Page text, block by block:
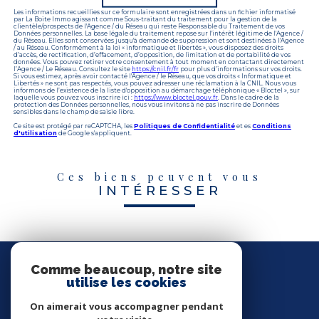
Les informations recueillies sur ce formulaire sont enregistrées dans un fichier informatisé
par La Boite Immo agissant comme Sous-traitant du traitement pour la gestion de la
clientèle/prospects de l'Agence / du Réseau qui reste Responsable du Traitement de vos
Données personnelles. La base légale du traitement repose sur l'intérêt légitime de l'Agence /
du Réseau. Elles sont conservées jusqu'à demande de suppression et sont destinées à l'Agence
/ au Réseau. Conformément à la loi « informatique et libertés », vous disposez des droits
d’accès, de rectification, d’effacement, d’opposition, de limitation et de portabilité de vos
données. Vous pouvez retirer votre consentement à tout moment en contactant directement
l’Agence / Le Réseau. Consultez le site https://cnil.fr/fr pour plus d’informations sur vos droits.
Si vous estimez, après avoir contacté l'Agence / le Réseau, que vos droits « Informatique et
Libertés » ne sont pas respectés, vous pouvez adresser une réclamation à la CNIL. Nous vous
informons de l’existence de la liste d'opposition au démarchage téléphonique « Bloctel », sur
laquelle vous pouvez vous inscrire ici : https://www.bloctel.gouv.fr. Dans le cadre de la
protection des Données personnelles, nous vous invitons à ne pas inscrire de Données
sensibles dans le champ de saisie libre.
Ce site est protégé par reCAPTCHA, les Politiques de Confidentialité et es Conditions
d'utilisation de Google s'appliquent.
Ces biens peuvent vous
INTÉRESSER
SUIVRE
Comme beaucoup, notre site
utilise les cookies
On aimerait vous accompagner pendant